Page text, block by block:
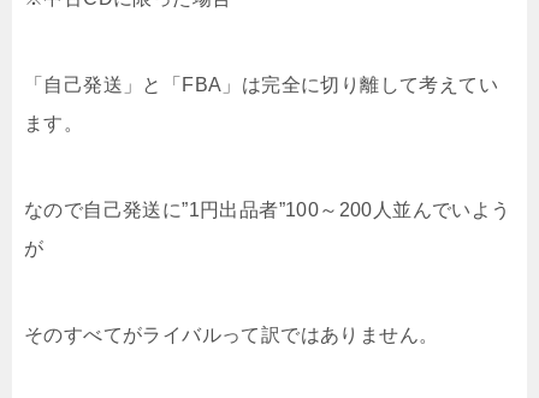
「自己発送」と「FBA」は完全に切り離して考えてい
ます。
なので自己発送に”1円出品者”100～200人並んでいよう
が
そのすべてがライバルって訳ではありません。